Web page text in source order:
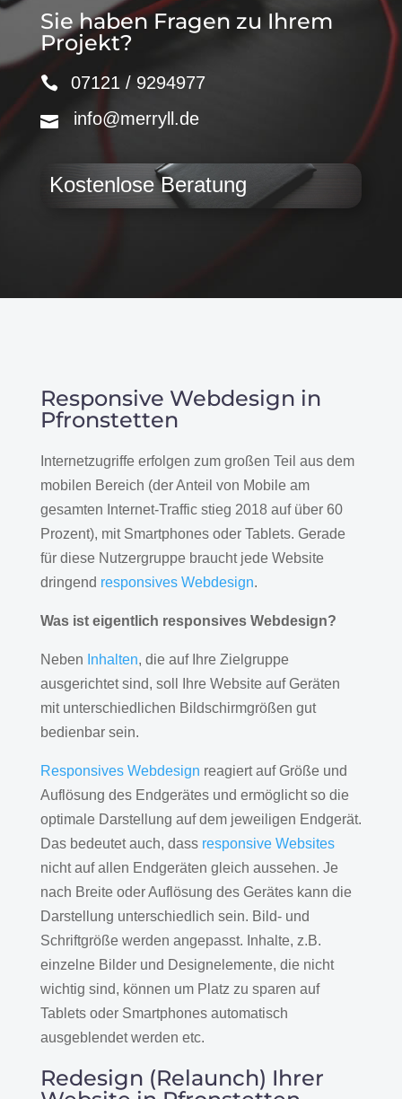
Sie haben Fragen zu Ihrem
Projekt?
07121 / 9294977
info@merryll.de
Kostenlose Beratung
Responsive Webdesign in
Pfronstetten
Internetzugriffe erfolgen zum großen Teil aus dem
mobilen Bereich (der Anteil von Mobile am
gesamten Internet-Traffic stieg 2018 auf über 60
Prozent), mit Smartphones oder Tablets. Gerade
für diese Nutzergruppe braucht jede Website
dringend responsives Webdesign.
Was ist eigentlich responsives Webdesign?
Neben Inhalten, die auf Ihre Zielgruppe
ausgerichtet sind, soll Ihre Website auf Geräten
mit unterschiedlichen Bildschirmgrößen gut
bedienbar sein.
Responsives Webdesign reagiert auf Größe und
Auflösung des Endgerätes und ermöglicht so die
optimale Darstellung auf dem jeweiligen Endgerät.
Das bedeutet auch, dass responsive Websites
nicht auf allen Endgeräten gleich aussehen. Je
nach Breite oder Auflösung des Gerätes kann die
Darstellung unterschiedlich sein. Bild- und
Schriftgröße werden angepasst. Inhalte, z.B.
einzelne Bilder und Designelemente, die nicht
wichtig sind, können um Platz zu sparen auf
Tablets oder Smartphones automatisch
ausgeblendet werden etc.
Redesign (Relaunch) Ihrer